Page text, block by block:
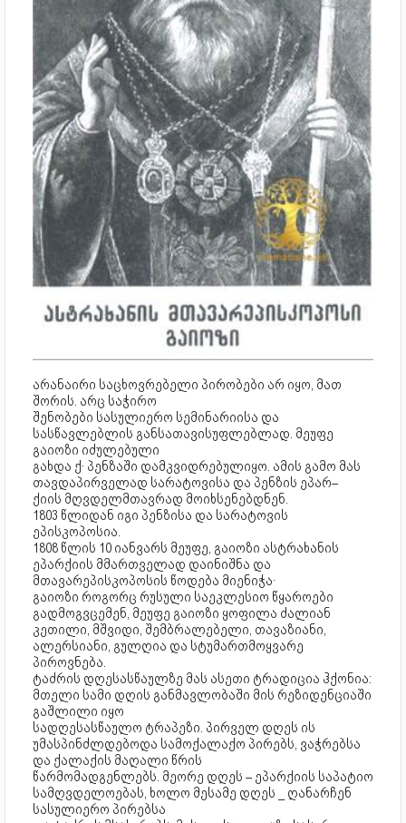
არანაირი საცხოვრებელი პირობები არ იყო, მათ
შორის. არც საჭირო
შენობები სასულიერო სემინარიისა და
სასწავლებლის განსათავისუფლებლად. მეუფე
გაიოზი იძულებული
გახდა ქ· პენზაში დამკვიდრებულიყო. ამის გამო მას
თავდაპირველად სარატოვისა და პენზის ეპარ–
ქიის მღვდელმთავრად მოიხსენებდნენ.
1803 წლიდან იგი პენზისა და სარატოვის
ეპისკოპოსია.
1808 წლის 10 იანვარს მეუფე, გაიოზი ასტრახანის
ეპარქიის მმართველად დაინიშნა და
მთავარეპისკოპოსის წოდება მიენიჭა·
გაიოზი როგორც რუსული საეკლესიო წყაროები
გადმოგვცემენ, მეუფე გაიოზი ყოფილა ძალიან
კეთილი, მშვიდი, შემბრალებელი, თავაზიანი,
ალერსიანი, გულღია და სტუმართმოყვარე
პიროვნება.
ტაძრის დღესასწაულზე მას ასეთი ტრადიცია ჰქონია:
მთელი სამი დღის განმავლობაში მის რეზიდენციაში
გაშლილი იყო
სადღესასწაულო ტრაპეზი. პირველ დღეს ის
უმასპინძლდებოდა სამოქალაქო პირებს, ვაჭრებსა
და ქალაქის მაღალი წრის
წარმომადგენლებს. მეორე დღეს – ეპარქიის საპატიო
სამღვდელოებას, ხოლო მესამე დღეს _ ღანარჩენ
სასულიერო პირებსა